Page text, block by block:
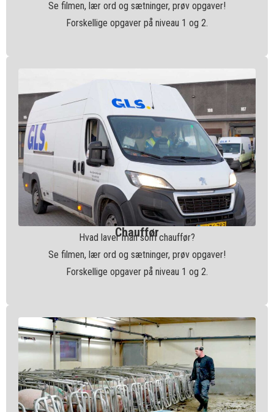
Se filmen, lær ord og sætninger, prøv opgaver!
Forskellige opgaver på niveau 1 og 2.
Chauffør
Hvad laver man som chauffør?
Se filmen, lær ord og sætninger, prøv opgaver!
Forskellige opgaver på niveau 1 og 2.